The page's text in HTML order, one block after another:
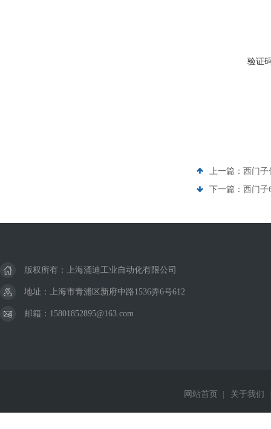
验证
上一篇： 西门子
下一篇： 西门子
版权所有：上海涌迪工业自动化有限公司
地址：上海市青浦区新府中路1536弄6号612
邮箱：15801852895@163.com
网站首页 关于我们